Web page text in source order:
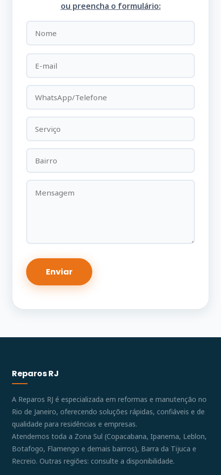
ou preencha o formulário:
Reparos RJ
A Reparos RJ é especializada em reformas e manutenção no
Rio de Janeiro, oferecendo soluções rápidas, confiáveis e de
qualidade para residências e empresas.
Atendemos toda a Zona Sul (Copacabana, Ipanema, Leblon,
Botafogo, Flamengo e demais bairros), Barra da Tijuca e
Recreio. Outras regiões: consulte a disponibilidade.